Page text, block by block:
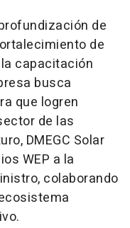
de
de
capacitación
busca
que logren
de las
DMEGC Solar
WEP a la
colaborando